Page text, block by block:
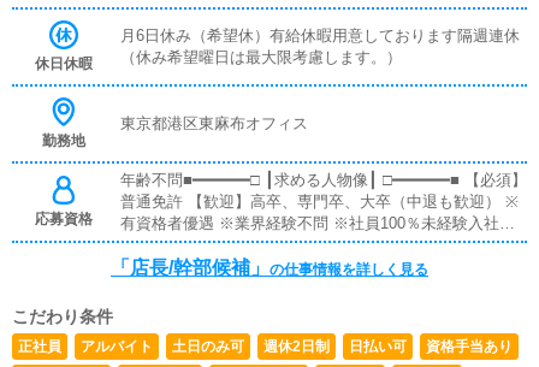
ト送迎（内勤がメインになります）・事務所の掃除、片付
け※接客のポイント弊社のサービスは、10～50万円と高単
価質の高い接客が必須。コンサルティング力が身に付きま
ング※業務や環境に慣れるまでしっかりサポートします！
休日休暇
月6日休み（希望休）有給休暇用意しております隔週連休
（休み希望曜日は最大限考慮します。）
勤務地
東京都港区東麻布オフィス
応募資格
年齢不問■━━━━━━□ ┃求める人物像┃ □━━━━━━■ 【必須】
普通免許 【歓迎】高卒、専門卒、大卒（中退も歓迎） ※
有資格者優遇 ※業界経験不問 ※社員100％未経験入社（業
界未経験者でも当社では活躍できます！） ※PCでグーグ
ル検索できるレベルであれば問題ありません！！
「店長/幹部候補」 の仕事情報を詳しく見る
こだわり条件
正社員 アルバイト 土日のみ可 週休2日制 日払い可
資格手当あり